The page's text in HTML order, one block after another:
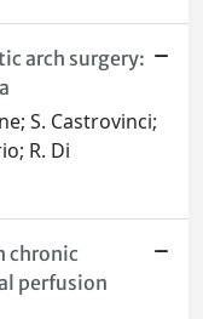
arch surgery:
S. Castrovinci;
R. Di
chronic
perfusion